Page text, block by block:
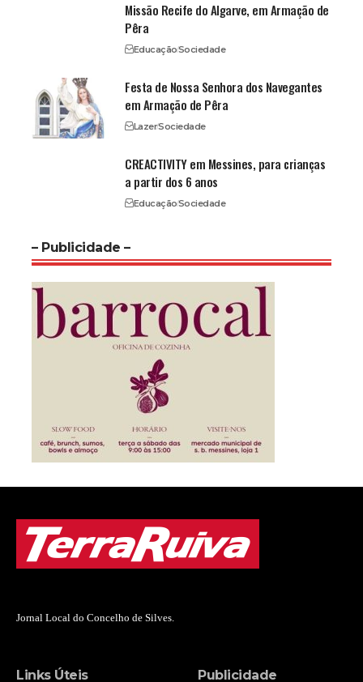
Missão Recife do Algarve, em Armação de
Pêra
EducaçãoSociedade
Festa de Nossa Senhora dos Navegantes
em Armação de Pêra
LazerSociedade
CREACTIVITY em Messines, para crianças
a partir dos 6 anos
EducaçãoSociedade
– Publicidade –
Jornal Local do Concelho de Silves.
Links Úteis Publicidade